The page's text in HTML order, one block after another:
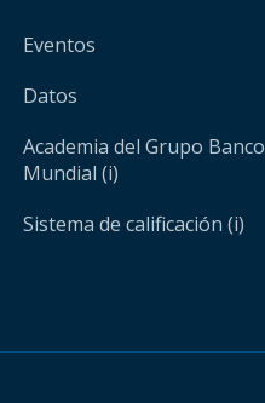
Eventos
Datos
Academia del Grupo Banco
Mundial (i)
Sistema de calificación (i)